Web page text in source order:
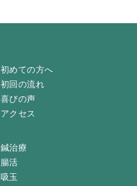
初めての方へ
初回の流れ
喜びの声
アクセス
鍼治療
腸活
吸玉